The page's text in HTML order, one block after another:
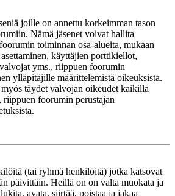
joille on annettu korkeimman tason
Nämä jäsenet voivat hallita
toiminnan osa-alueita, mukaan
käyttäjien porttikiellot,
yms., riippuen foorumin
ylläpitäjille määrittelemistä oikeuksista.
täydet valvojan oikeudet kaikilla
riippuen foorumin perustajan
(tai ryhmä henkilöitä) jotka katsovat
päivittäin. Heillä on on valta muokata ja
avata, siirtää, poistaa ja jakaa